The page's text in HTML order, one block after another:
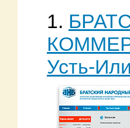
1.
Усть-